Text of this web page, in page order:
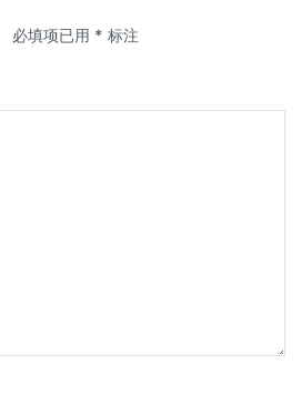
必填项已用 * 标注